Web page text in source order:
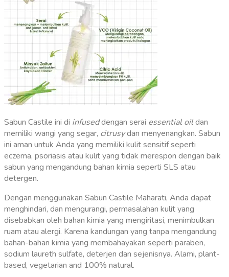
Sabun Castile ini di infuseddengan serai essential oildan
memiliki wangi yang segar, citrusydan menyenangkan. Sabun
ini aman untuk Anda yang memiliki kulit sensitif seperti
eczema, psoriasis atau kulit yang tidak merespon dengan baik
sabun yang mengandung bahan kimia seperti SLS atau
detergen.
Dengan menggunakan Sabun Castile Maharati, Anda dapat
menghindari, dan mengurangi, permasalahan kulit yang
disebabkan oleh bahan kimia yang mengiritasi, menimbulkan
ruam atau alergi. Karena kandungan yang tanpa mengandung
bahan-bahan kimia yang membahayakan seperti paraben,
sodium laureth sulfate, deterjen dan sejenisnya. Alami, plant-
based, vegetarian and 100% natural.